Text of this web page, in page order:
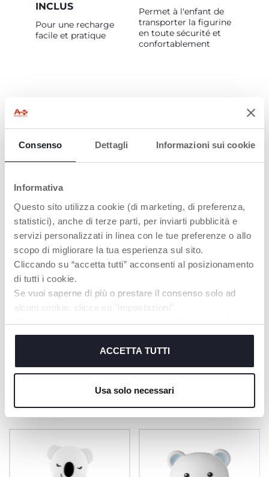
Consenso Dettagli Informazioni sui cookie
Informativa
Questo sito utilizza cookie (di marketing, di preferenza,
statistici), anche di terze parti, per inviarti pubblicità e
servizi personalizzati in linea con le tue preferenze o allo
scopo di migliorare la tua esperienza sul sito.
Cliccando su “accetta tutti” acconsenti al posizionamento
di tutti i cookie.
Se vuoi saperne di più o prestare il consenso solo ad
alcuni cookie, clicca su "impostazioni".
Chiudendo questo banner acconsenti all’uso dei soli
cookie tecnici, indispensabili per fruire del servizio
ACCETTA TUTTI
Usa solo necessari
INCLUS
Pour une recharge
facile et pratique
Permet à l'enfant de
transporter la figurine
en toute sécurité et
confortablement
FASCINANTS
Avec des couleurs
l'enfant peut observer
attentivement
PRODUITS POUVANT VOUS
INTÉRESSER